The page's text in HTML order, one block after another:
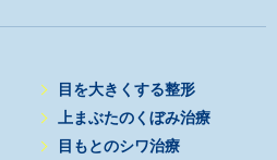
目を大きくする整形
上まぶたのくぼみ治療
目もとのシワ治療